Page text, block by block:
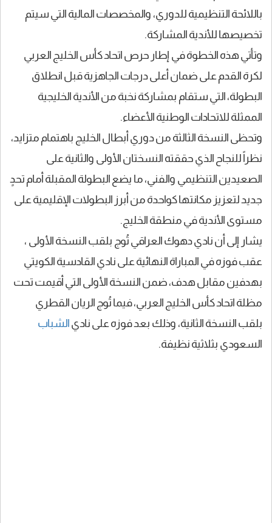
باللائحة التنظيمية للدوري، والمخصصات المالية التي سيتم
تخصيصها للأندية المشاركة.
وتأتي هذه الخطوة في إطار حرص اتحاد كأس الخليج العربي
لكرة القدم على ضمان أعلى درجات الجاهزية قبل انطلاق
البطولة، التي ستقام بمشاركة نخبة من الأندية الخليجية
الممثلة للاتحادات الوطنية الأعضاء.
وتحظى النسخة الثالثة من دوري أبطال الخليج باهتمام متزايد،
نظراً للنجاح الذي حققته النسختان الأولى والثانية على
الصعيدين التنظيمي والفني، ما يضع البطولة المقبلة أمام تحدٍ
جديد لتعزيز مكانتها كواحدة من أبرز البطولات الإقليمية على
مستوى الأندية في منطقة الخليج.
يشار إلى أن نادي دهوك العراقي تُوج بلقب النسخة الأولى ،
عقب فوزه في المباراة النهائية على نادي القادسية الكويتي
بهدفين مقابل هدف، ضمن النسخة الأولى التي أقيمت تحت
مظلة اتحاد كأس الخليج العربي، فيما تُوج الريان القطري
بلقب النسخة الثانية، وذلك بعد فوزه على نادي الشباب
السعودي بثلاثية نظيفة.